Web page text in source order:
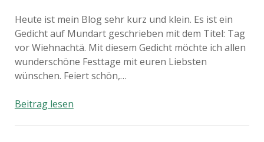
Heute ist mein Blog sehr kurz und klein. Es ist ein
Gedicht auf Mundart geschrieben mit dem Titel: Tag
vor Wiehnachtä. Mit diesem Gedicht möchte ich allen
wunderschöne Festtage mit euren Liebsten
wünschen. Feiert schön,…
Beitrag lesenTag